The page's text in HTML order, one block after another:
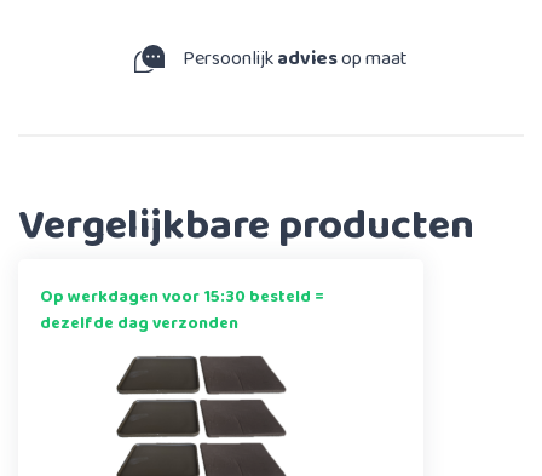
Persoonlijkadviesop maat
Vergelijkbare producten
Op werkdagen voor 15:30 besteld =
dezelfde dag verzonden